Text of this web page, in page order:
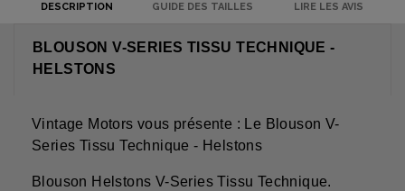
DESCRIPTION GUIDE DES TAILLES LIRE LES AVIS
BLOUSON V-SERIES TISSU TECHNIQUE -
HELSTONS
Vintage Motors vous présente : Le Blouson V-
Series Tissu Technique - Helstons
Blouson Helstons V-Series Tissu Technique.